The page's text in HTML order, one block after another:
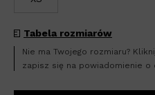
Tabela rozmiarów
Nie ma Twojego rozmiaru?
zapisz się na powiadomienie o